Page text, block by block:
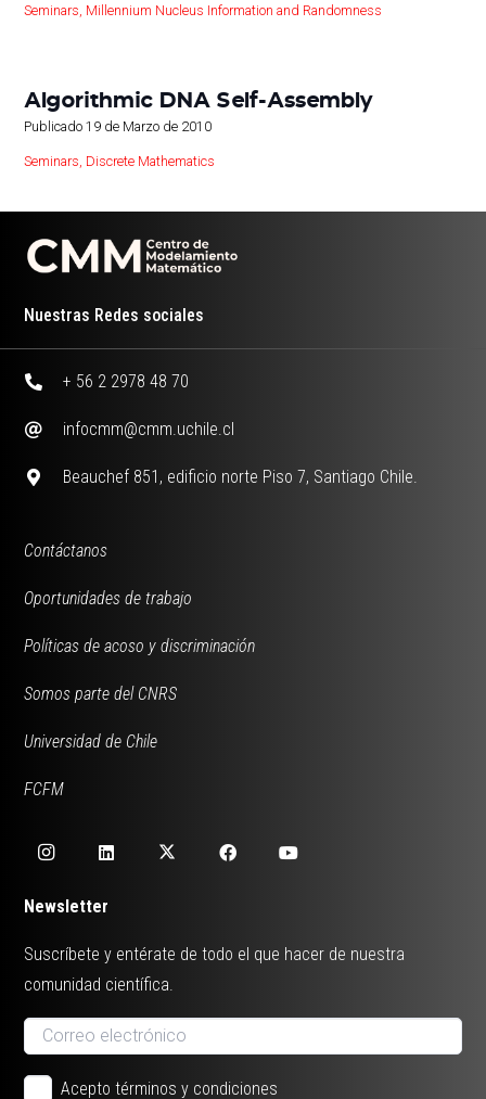
Seminars Millennium Nucleus Information and Randomness
Algorithmic DNA Self-Assembly
Publicado19 de Marzo de 2010
Seminars, Discrete Mathematics
Nuestras Redes sociales
+ 56 2 2978 48 70
infocmm@cmm.uchile.cl
Beauchef 851, edificio norte Piso 7, Santiago Chile.
Contáctanos
Oportunidades de trabajo
Políticas de acoso y discriminación
Somos parte del CNRS
Universidad de Chile
FCFM
Newsletter
Suscríbete y entérate de todo el que hacer de nuestra
comunidad científica.
Acepto términos y condiciones